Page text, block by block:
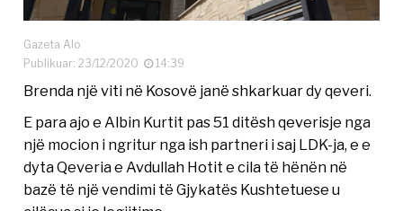
Gazeta Alo
Publikuar: 23/12/2020
14:39
Brenda një viti në Kosovë janë shkarkuar dy qeveri.
E para ajo e Albin Kurtit pas 51 ditësh qeverisje nga
një mocion i ngritur nga ish partneri i saj LDK-ja, e e
dyta Qeveria e Avdullah Hotit e cila të hënën në
bazë të një vendimi të Gjykatës Kushtetuese u